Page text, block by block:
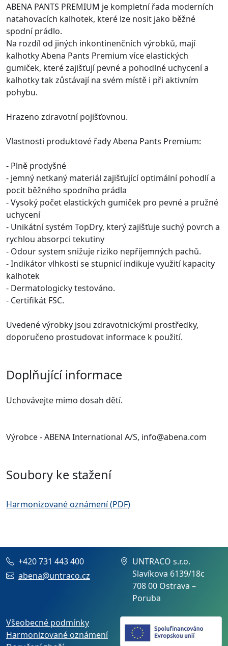
ABENA PANTS PREMIUM je kompletní řada moderních
natahovacích kalhotek, které lze nosit jako běžné
spodní prádlo.
Na rozdíl od jiných inkontinenčních výrobků, mají
kalhotky Abena Pants Premium více elastických
gumiček, které zajišťují pevné a pohodlné uchycení a
kalhotky tak zůstávají na svém místě i při aktivním
pohybu.
Hrazeno zdravotní pojišťovnou.
Vlastnosti produktové řady Abena Pants Premium:
- Plně prodyšné
- jemný netkaný materiál zajišťující optimální pohodlí a
pocit běžného spodního prádla
- Vysoký počet elastických gumiček pro pevné a pružné
uchycení
- Unikátní systém TopDry, který zajišťuje suchý povrch a
rychlou absorpci tekutiny
- Odour system snižuje riziko nepříjemných pachů.
- Indikátor vlhkosti se stupnicí indikuje využití kapacity
kalhotek
- Dermatologicky testováno.
- Certifikát FSC.
Uvedené výrobky jsou zdravotnickými prostředky,
doporučeno prostudovat informace k použití.
Doplňující informace
Uchovávejte mimo dosah dětí.
Výrobce - ABENA International A/S, info@abena.com
Soubory ke stažení
Harmonizované oznámení (PDF)
+420 731 443 400
abena@untraco.cz
UNTRACO s.r.o.
Slavíkova 6139/18c
708 00 Ostrava –
Poruba
Všeobecné podmínky
Harmonizované oznámení